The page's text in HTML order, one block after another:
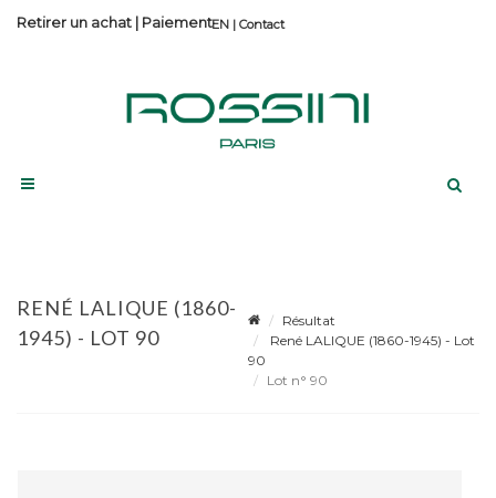
Contact
Retirer un achat | Paiement
RENÉ LALIQUE (1860-
1945) - LOT 90
Résultat
René LALIQUE (1860-1945) - Lot
90
Lot n° 90